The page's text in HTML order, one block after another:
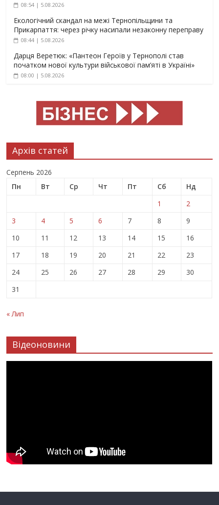
08:54 | 5.08.2026
Екологічний скандал на межі Тернопільщини та
Прикарпаття: через річку насипали незаконну переправу
08:44 | 5.08.2026
Дарця Веретюк: «Пантеон Героїв у Тернополі став
початком нової культури військової пам’яті в Україні»
08:00 | 5.08.2026
Архів статей
Серпень 2026
Пн
Вт Ср Чт Пт Сб
Нд
1
2
3
4 5 6 7 8
9
10
11 12 13 14 15
16
17
18 19 20 21 22
23
24
25 26 27 28 29
30
31
« Лип
Відеоновини